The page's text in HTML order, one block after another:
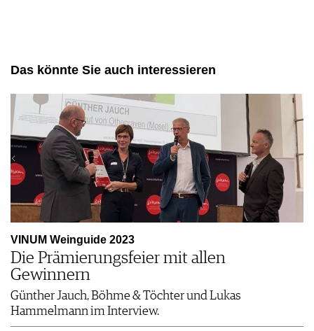
Das könnte Sie auch interessieren
VINUM Weinguide 2023
Die Prämierungsfeier mit allen
Gewinnern
Günther Jauch, Böhme & Töchter und Lukas
Hammelmann im Interview.